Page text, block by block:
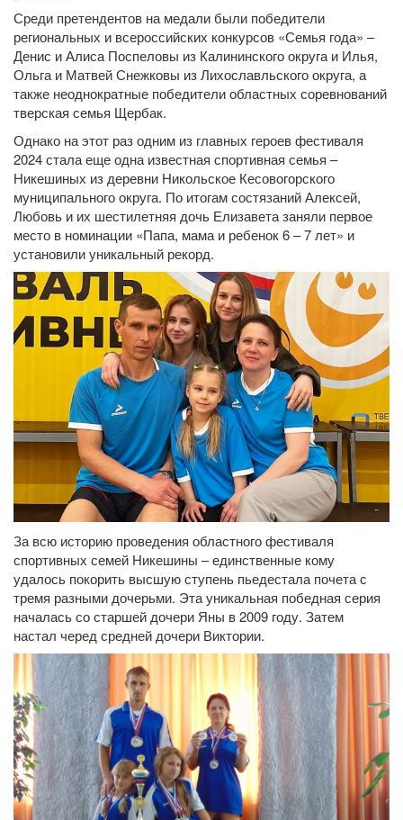
Среди претендентов на медали были победители
региональных и всероссийских конкурсов «Семья года» –
Денис и Алиса Поспеловы из Калининского округа и Илья,
Ольга и Матвей Снежковы из Лихославльского округа, а
также неоднократные победители областных соревнований
тверская семья Щербак.
Однако на этот раз одним из главных героев фестиваля
2024 стала еще одна известная спортивная семья –
Никешиных из деревни Никольское Кесовогорского
муниципального округа. По итогам состязаний Алексей,
Любовь и их шестилетняя дочь Елизавета заняли первое
место в номинации «Папа, мама и ребенок 6 – 7 лет» и
установили уникальный рекорд.
За всю историю проведения областного фестиваля
спортивных семей Никешины – единственные кому
удалось покорить высшую ступень пьедестала почета с
тремя разными дочерьми. Эта уникальная победная серия
началась со старшей дочери Яны в 2009 году. Затем
настал черед средней дочери Виктории.